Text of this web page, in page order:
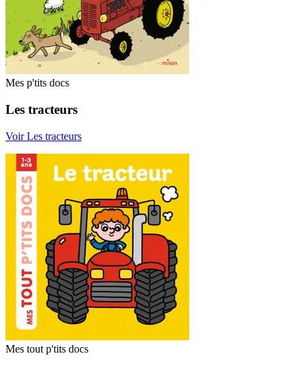
Mes p'tits docs
Les tracteurs
Voir Les tracteurs
Mes tout p'tits docs